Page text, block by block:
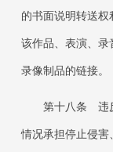
的书面说明转送
该作品、表演、
录像制品的链接。
第十八条 违
情况承担停止侵